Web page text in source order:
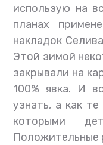
использую на
планах
накладок
Этой зимой
закрывали на
100% явка. И
узнать, а как
которыми
Положительные